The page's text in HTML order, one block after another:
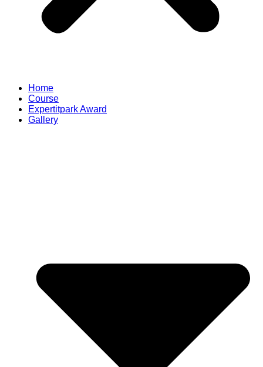
Home
Course
Expertitpark Award
Gallery